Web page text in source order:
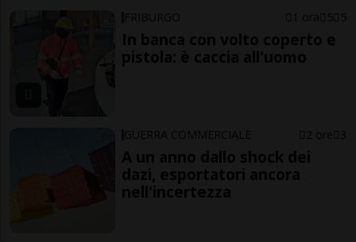
FRIBURGO 1 ora 5 5
In banca con volto coperto e
pistola: è caccia all'uomo
GUERRA COMMERCIALE 2 ore 3
A un anno dallo shock dei
dazi, esportatori ancora
nell'incertezza